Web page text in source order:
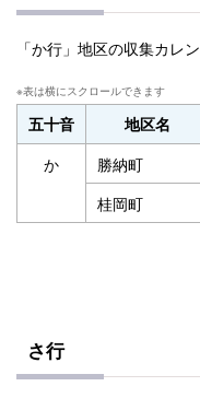
「か行」地区の収集カレ
五十音 地区名
か 勝納町
桂岡町
さ行